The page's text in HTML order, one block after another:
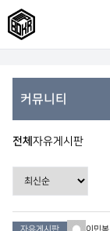
커뮤니티
전체 자유게시판